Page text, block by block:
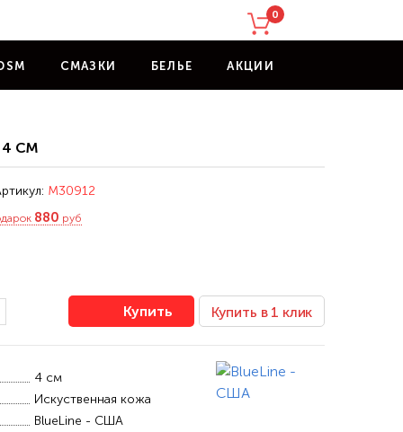
0
СМАЗКИ БЕЛЬЕ АКЦИИ
4 СМ
M30912
880 руб
Купить Купить в 1 клик
4 см
Искуственная кожа
BlueLine - США